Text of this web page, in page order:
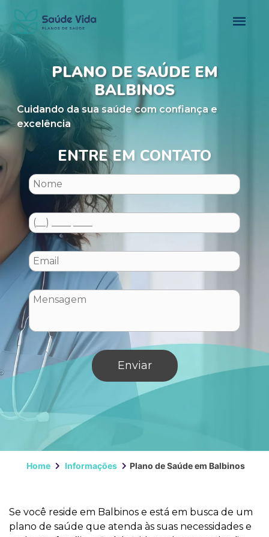
PLANO DE SAÚDE EM
BALBINOS
Cuidando da sua saúde com confiança e
excelência
ENTRE EM CONTATO
Home Informações Plano de Saúde em Balbinos
Se você reside em Balbinos e está em busca de um
plano de saúde que atenda às suas necessidades e